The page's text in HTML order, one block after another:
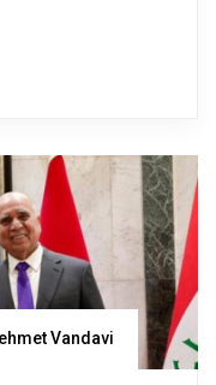
Vandavi